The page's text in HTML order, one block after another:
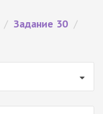
/ Задание 30 /